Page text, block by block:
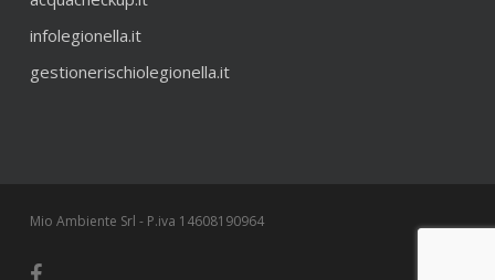
infolegionella.it
gestionerischiolegionella.it
Mio Ambiente Srl - P.iva 14608190964
facebook